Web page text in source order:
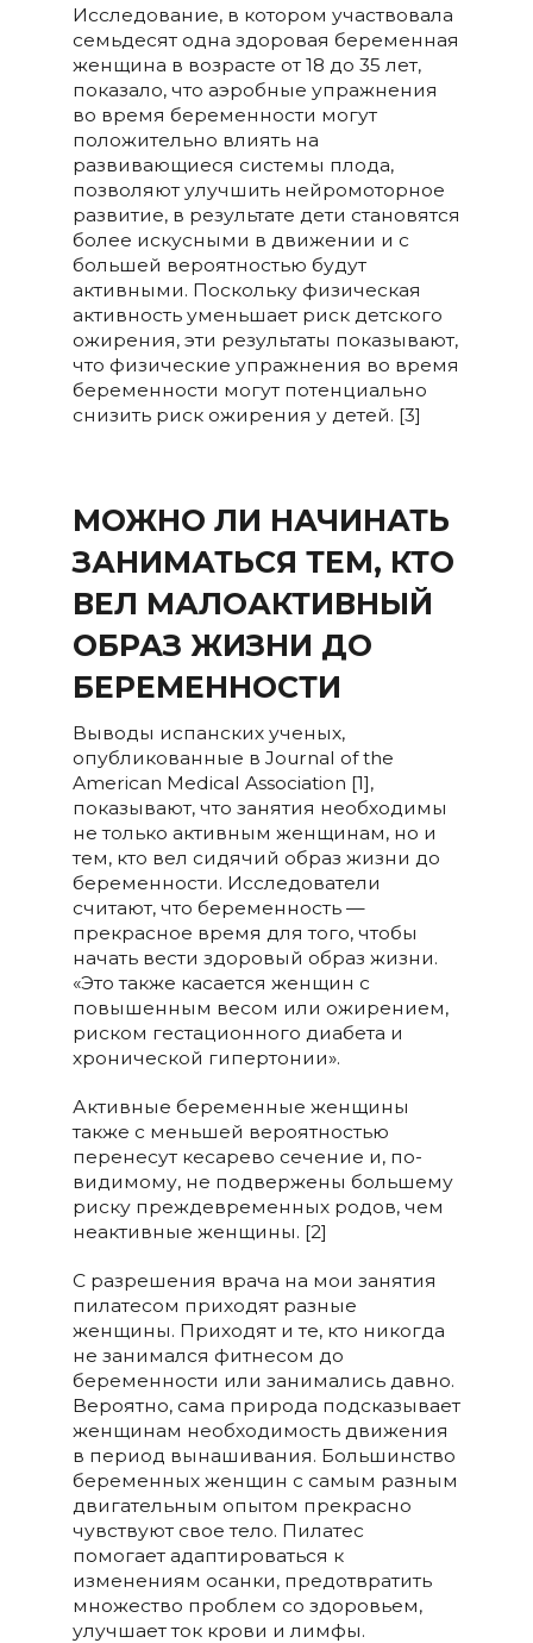
Исследование, в котором участвовала
семьдесят одна здоровая беременная
женщина в возрасте от 18 до 35 лет,
показало, что аэробные упражнения
во время беременности могут
положительно влиять на
развивающиеся системы плода,
позволяют улучшить нейромоторное
развитие, в результате дети становятся
более искусными в движении и с
большей вероятностью будут
активными. Поскольку физическая
активность уменьшает риск детского
ожирения, эти результаты показывают,
что физические упражнения во время
беременности могут потенциально
снизить риск ожирения у детей. [3]
МОЖНО ЛИ НАЧИНАТЬ
ЗАНИМАТЬСЯ ТЕМ, КТО
ВЕЛ МАЛОАКТИВНЫЙ
ОБРАЗ ЖИЗНИ ДО
БЕРЕМЕННОСТИ
Выводы испанских ученых,
опубликованные в Journal of the
American Medical Association [1],
показывают, что занятия необходимы
не только активным женщинам, но и
тем, кто вел сидячий образ жизни до
беременности. Исследователи
считают, что беременность —
прекрасное время для того, чтобы
начать вести здоровый образ жизни.
«Это также касается женщин с
повышенным весом или ожирением,
риском гестационного диабета и
хронической гипертонии».
Активные беременные женщины
также с меньшей вероятностью
перенесут кесарево сечение и, по-
видимому, не подвержены большему
риску преждевременных родов, чем
неактивные женщины. [2]
C разрешения врача на мои занятия
пилатесом приходят разные
женщины. Приходят и те, кто никогда
не занимался фитнесом до
беременности или занимались давно.
Вероятно, сама природа подсказывает
женщинам необходимость движения
в период вынашивания. Большинство
беременных женщин с самым разным
двигательным опытом прекрасно
чувствуют свое тело. Пилатес
помогает адаптироваться к
изменениям осанки, предотвратить
множество проблем со здоровьем,
улучшает ток крови и лимфы.